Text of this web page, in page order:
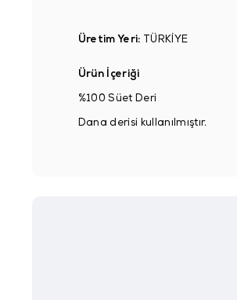
Üretim Yeri: TÜRKİYE
Ürün İçeriği
%100 Süet Deri
Dana derisi kullanılmıştır.